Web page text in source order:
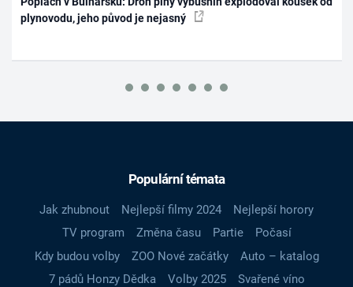
plynovodu, jeho původ je nejasný
Populární témata
Jak zhubnout Nejlepší filmy 2024
Nejlepší horory
TV program
Změna času Partie
Počasí
Kdy budou volby
ZOO Nové začátky
Auto – katalog
7 pádů Honzy Dědka
Volby 2025
Svařené víno